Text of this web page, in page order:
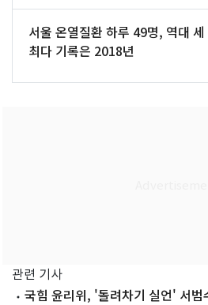
서울 온열질환 하루 49명, 역대
최다 기록은 2018년
관련 기사
국힘 윤리위, '돌려차기 실언' 서범